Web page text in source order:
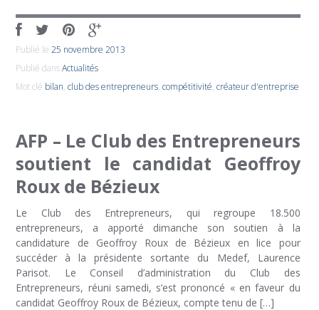
Publié le25 novembre 2013
Publié dansActualités
Mot clé bilan,club des entrepreneurs,compétitivité,créateur d'entreprise
AFP – Le Club des Entrepreneurs
soutient le candidat Geoffroy
Roux de Bézieux
Le Club des Entrepreneurs, qui regroupe 18.500
entrepreneurs, a apporté dimanche son soutien à la
candidature de Geoffroy Roux de Bézieux en lice pour
succéder à la présidente sortante du Medef, Laurence
Parisot. Le Conseil d’administration du Club des
Entrepreneurs, réuni samedi, s’est prononcé « en faveur du
candidat Geoffroy Roux de Bézieux, compte tenu de […]